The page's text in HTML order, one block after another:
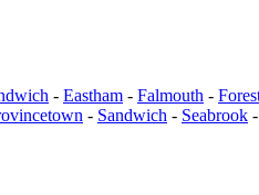
- Eastham - Falmouth -
- Sandwich - Seabrook -